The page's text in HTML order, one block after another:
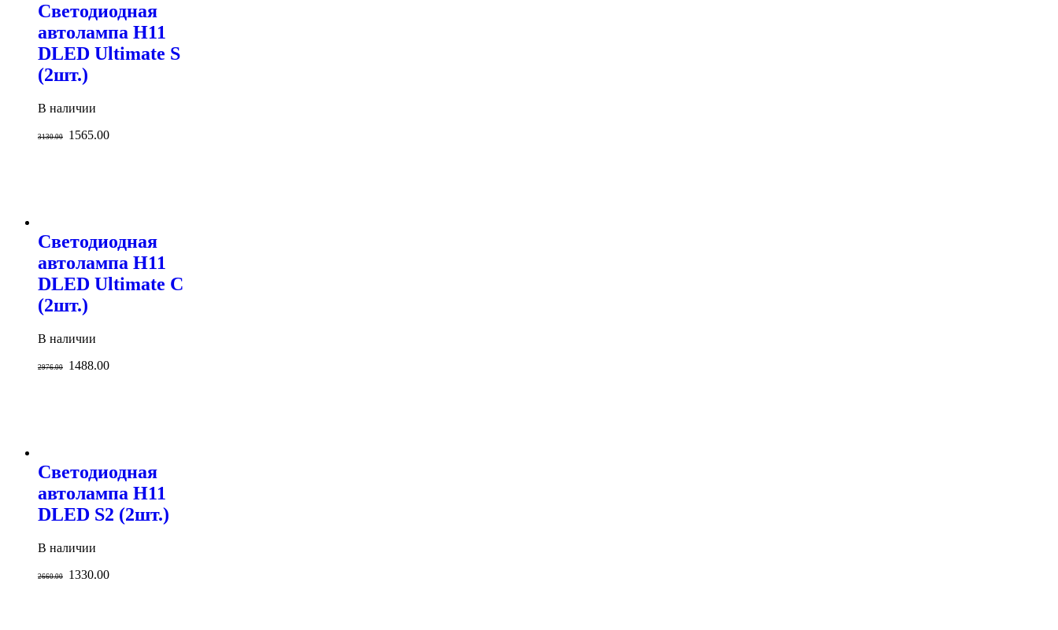
Светодиодная
автолампа H11
DLED Ultimate S
(2шт.)
В наличии
3130.00 1565.00
Светодиодная
автолампа H11
DLED Ultimate C
(2шт.)
В наличии
2976.00 1488.00
Светодиодная
автолампа H11
DLED S2 (2шт.)
В наличии
2660.00 1330.00